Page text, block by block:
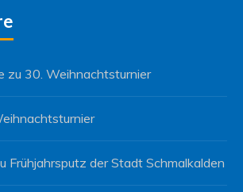
zu 30. Weihnachtsturnier
Frühjahrsputz der Stadt Schmalkalden